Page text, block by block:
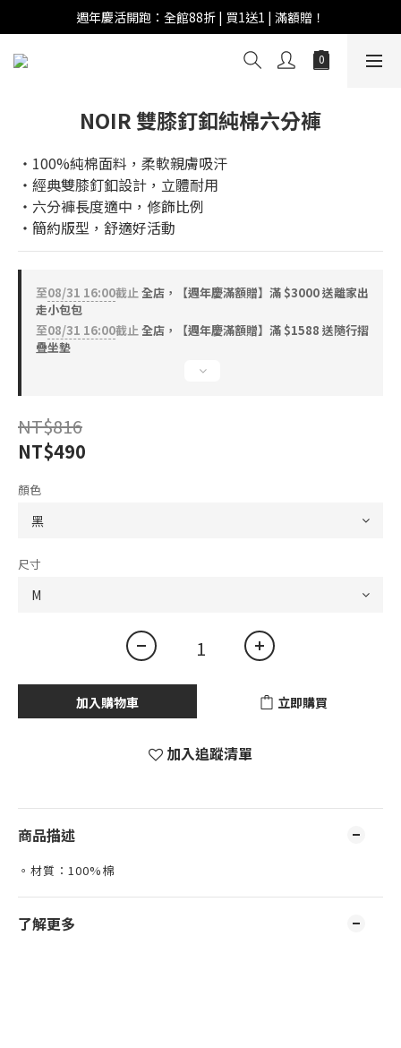
週年慶活開跑：全館88折 | 買1送1 | 滿額贈！
週年慶活開跑：全館88折 | 買1送1 | 滿額贈！
全館滿 $999 即享免運費！
NOIR 雙膝釘釦純棉六分褲
‧100%純棉面料，柔軟親膚吸汗
‧經典雙膝釘釦設計，立體耐用
‧六分褲長度適中，修飾比例
‧簡約版型，舒適好活動
至08/31 16:00截止全店，【週年慶滿額贈】滿 $3000 送離家出
走小包包
至08/31 16:00截止全店，【週年慶滿額贈】滿 $1588 送隨行摺
疊坐墊
NT$816
NT$490
顏色
尺寸
加入購物車 立即購買
加入追蹤清單
商品描述
。材質：100%棉
了解更多